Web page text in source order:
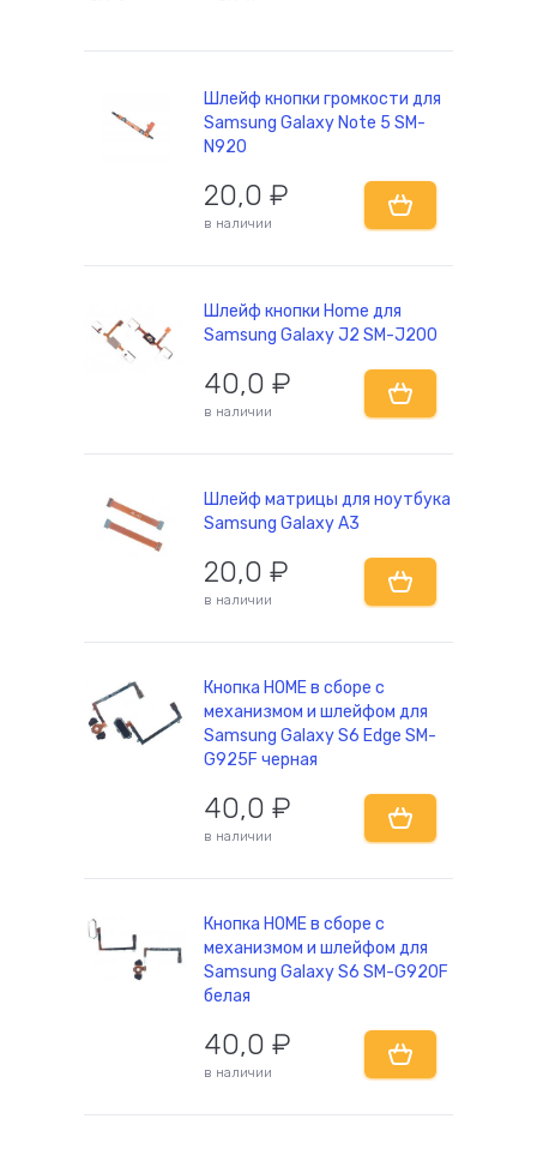
Шлейф кнопки громкости для
Samsung Galaxy Note 5 SM-
N920
20,0 ₽
в наличии
Шлейф кнопки Home для
Samsung Galaxy J2 SM-J200
40,0 ₽
в наличии
Шлейф матрицы для ноутбука
Samsung Galaxy A3
20,0 ₽
в наличии
Кнопка HOME в сборе с
механизмом и шлейфом для
Samsung Galaxy S6 Edge SM-
G925F черная
40,0 ₽
в наличии
Кнопка HOME в сборе с
механизмом и шлейфом для
Samsung Galaxy S6 SM-G920F
белая
40,0 ₽
в наличии